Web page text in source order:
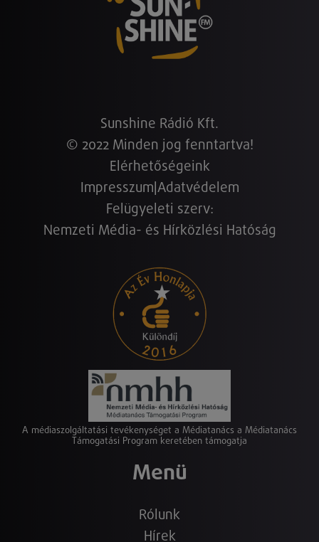
Sunshine Rádió Kft.
© 2022 Minden jog fenntartva!
Elérhetőségeink
Impresszum Adatvédelem
Felügyeleti szerv:
Nemzeti Média- és Hírközlési Hatóság
A médiaszolgáltatási tevékenységet a Médiatanács a Médiatanács
Támogatási Program keretében támogatja
Menü
Rólunk
Hírek